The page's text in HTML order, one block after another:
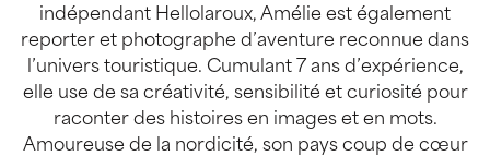
indépendant Hellolaroux, Amélie est également
reporter et photographe d’aventure reconnue dans
l’univers touristique. Cumulant 7 ans d’expérience,
elle use de sa créativité, sensibilité et curiosité pour
raconter des histoires en images et en mots.
Amoureuse de la nordicité, son pays coup de cœur